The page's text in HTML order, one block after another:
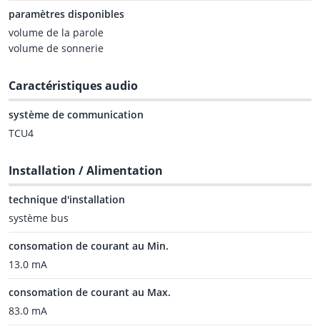
paramètres disponibles
volume de la parole
volume de sonnerie
Caractéristiques audio
système de communication
TCU4
Installation / Alimentation
technique d'installation
système bus
consomation de courant au Min.
13.0 mA
consomation de courant au Max.
83.0 mA